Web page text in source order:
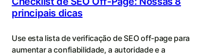
principais dicas
Use esta lista de verificação de SEO off-page para
aumentar a confiabilidade, a autoridade e a